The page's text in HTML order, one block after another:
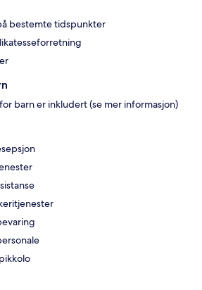
bestemte tidspunkter
barn er inkludert (se mer informasjon)